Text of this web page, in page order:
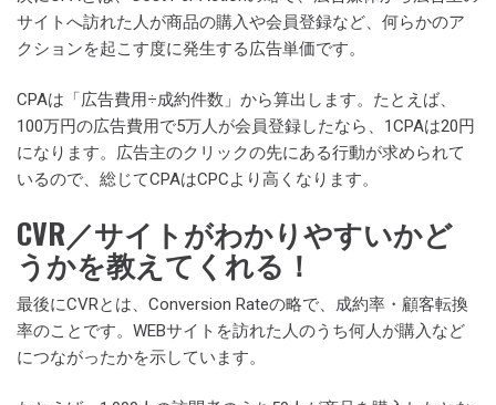
サイトへ訪れた人が商品の購入や会員登録など、何らかのア
クションを起こす度に発生する広告単価です。
CPAは「広告費用÷成約件数」から算出します。たとえば、
100万円の広告費用で5万人が会員登録したなら、1CPAは20円
になります。広告主のクリックの先にある行動が求められて
いるので、総じてCPAはCPCより高くなります。
CVR／サイトがわかりやすいかど
うかを教えてくれる！
最後にCVRとは、Conversion Rateの略で、成約率・顧客転換
率のことです。WEBサイトを訪れた人のうち何人が購入など
につながったかを示しています。